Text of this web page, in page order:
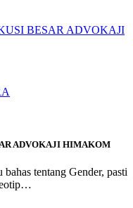
ADVOKAJI HIMAKOM
tentang Gender, pasti